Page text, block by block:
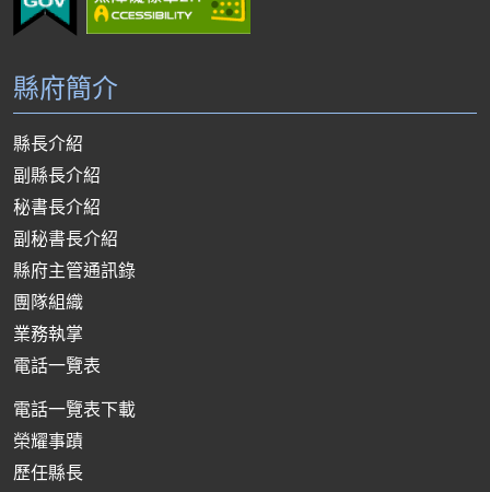
縣府簡介
縣長介紹
副縣長介紹
秘書長介紹
副秘書長介紹
縣府主管通訊錄
團隊組織
業務執掌
電話一覽表
電話一覽表下載
榮耀事蹟
歷任縣長